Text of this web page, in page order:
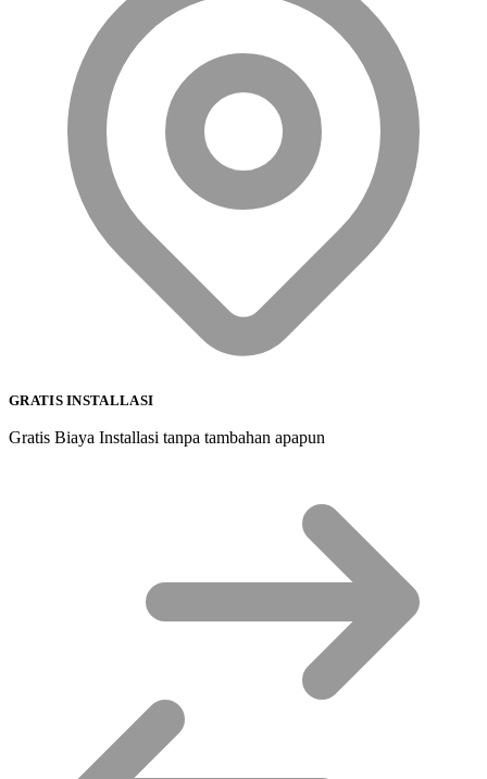
GRATIS INSTALLASI
Gratis Biaya Installasi tanpa tambahan apapun